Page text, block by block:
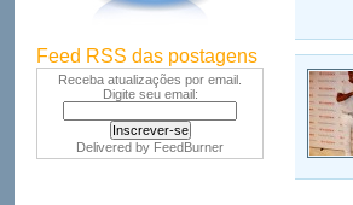
Feed RSS das postagens
Receba atualizações por email.
Digite seu email:
Delivered by FeedBurner